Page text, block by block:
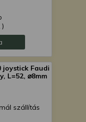
joystick Faudi
L=52, ⌀8mm
szállítás